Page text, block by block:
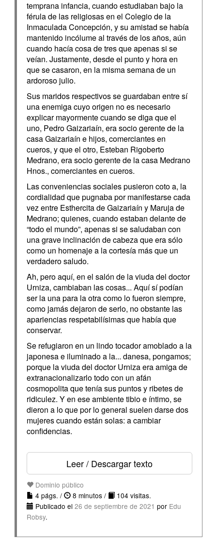
temprana infancia, cuando estudiaban bajo la
férula de las religiosas en el Colegio de la
Inmaculada Concepción, y su amistad se había
mantenido incólume al través de los años, aún
cuando hacía cosa de tres que apenas si se
veían. Justamente, desde el punto y hora en
que se casaron, en la misma semana de un
ardoroso julio.
Sus maridos respectivos se guardaban entre sí
una enemiga cuyo origen no es necesario
explicar mayormente cuando se diga que el
uno, Pedro Gaizariaín, era socio gerente de la
casa Gaizariaín e hijos, comerciantes en
cueros, y que el otro, Esteban Rigoberto
Medrano, era socio gerente de la casa Medrano
Hnos., comerciantes en cueros.
Las conveniencias sociales pusieron coto a, la
cordialidad que pugnaba por manifestarse cada
vez entre Esthercita de Gaizariaín y Maruja de
Medrano; quienes, cuando estaban delante de
“todo el mundo”, apenas si se saludaban con
una grave inclinación de cabeza que era sólo
como un homenaje a la cortesía más que un
verdadero saludo.
Ah, pero aquí, en el salón de la viuda del doctor
Urniza, cambiaban las cosas... Aquí sí podían
ser la una para la otra como lo fueron siempre,
como jamás dejaron de serlo, no obstante las
apariencias respetabilísimas que había que
conservar.
Se refugiaron en un lindo tocador amoblado a la
japonesa e iluminado a la... danesa, pongamos;
porque la viuda del doctor Urniza era amiga de
extranacionalizarlo todo con un afán
cosmopolita que tenía sus puntos y ribetes de
ridiculez. Y en ese ambiente tibio e íntimo, se
dieron a lo que por lo general suelen darse dos
mujeres cuando están solas: a cambiar
confidencias.
Leer / Descargar texto
Dominio público
4 págs. /
8 minutos /
104 visitas.
Publicado el 26 de septiembre de 2021 por Edu
Robsy.